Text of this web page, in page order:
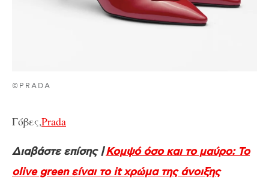
©PRADA
Γόβες,Prada
Διαβάστε επίσης |Κομψό όσο και το μαύρο: Το
olive green είναι το it χρώμα της άνοιξης